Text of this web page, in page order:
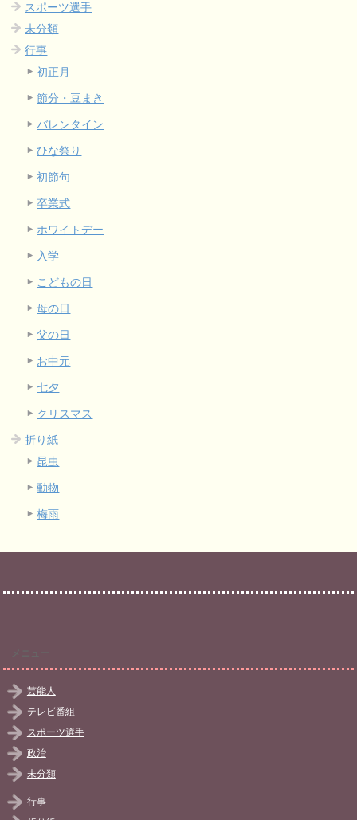
スポーツ選手
未分類
行事
初正月
節分・豆まき
バレンタイン
ひな祭り
初節句
卒業式
ホワイトデー
入学
こどもの日
母の日
父の日
お中元
七夕
クリスマス
折り紙
昆虫
動物
梅雨
芸能人
テレビ番組
スポーツ選手
政治
未分類
行事